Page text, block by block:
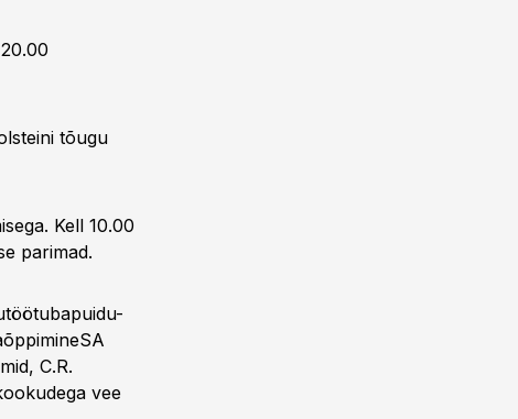
tõugu
Kell 10.00
parimad.
C.R.
vee